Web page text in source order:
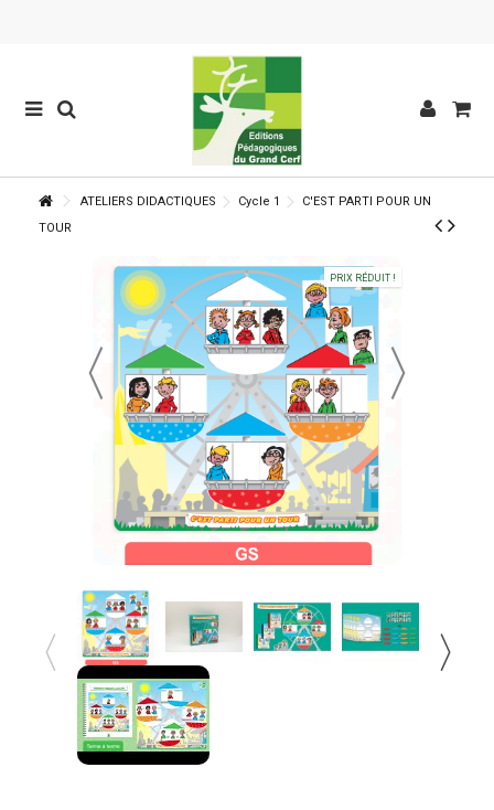
ATELIERS DIDACTIQUES Cycle 1
C'EST PARTI POUR UN
TOUR
PRIX RÉDUIT !